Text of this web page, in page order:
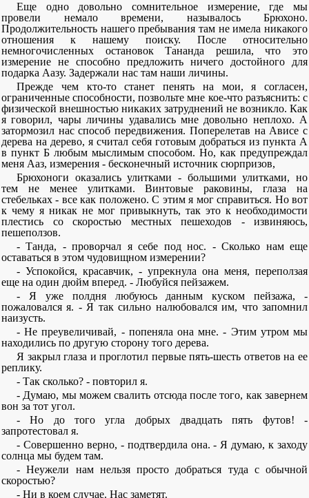
Еще одно довольно сомнительное измерение, где мы
провели немало времени, называлось Брюхоно.
Продолжительность нашего пребывания там не имела никакого
отношения к нашему поиску. После относительно
немногочисленных остановок Тананда решила, что это
измерение не способно предложить ничего достойного для
подарка Аазу. Задержали нас там наши личины.
Прежде чем кто-то станет пенять на мои, я согласен,
ограниченные способности, позвольте мне кое-что разъяснить: с
физической внешностью никаких затруднений не возникло. Как
я говорил, чары личины удавались мне довольно неплохо. А
затормозил нас способ передвижения. Поперелетав на Ависе с
дерева на дерево, я считал себя готовым добраться из пункта А
в пункт Б любым мыслимым способом. Но, как предупреждал
меня Ааз, измерения - бесконечный источник сюрпризов,
Брюхоноги оказались улитками - большими улитками, но
тем не менее улитками. Винтовые раковины, глаза на
стебельках - все как положено. С этим я мог справиться. Но вот
к чему я никак не мог привыкнуть, так это к необходимости
плестись со скоростью местных пешеходов - извиняюсь,
пешеползов.
- Танда, - проворчал я себе под нос. - Сколько нам еще
оставаться в этом чудовищном измерении?
- Успокойся, красавчик, - упрекнула она меня, переползая
еще на один дюйм вперед. - Любуйся пейзажем.
- Я уже полдня любуюсь данным куском пейзажа, -
пожаловался я. - Я так сильно налюбовался им, что запомнил
наизусть.
- Не преувеличивай, - попеняла она мне. - Этим утром мы
находились по другую сторону того дерева.
Я закрыл глаза и проглотил первые пять-шесть ответов на ее
реплику.
- Так сколько? - повторил я.
- Думаю, мы можем свалить отсюда после того, как завернем
вон за тот угол.
- Но до того угла добрых двадцать пять футов! -
запротестовал я.
- Совершенно верно, - подтвердила она. - Я думаю, к заходу
солнца мы будем там.
- Неужели нам нельзя просто добраться туда с обычной
скоростью?
- Ни в коем случае. Нас заметят.